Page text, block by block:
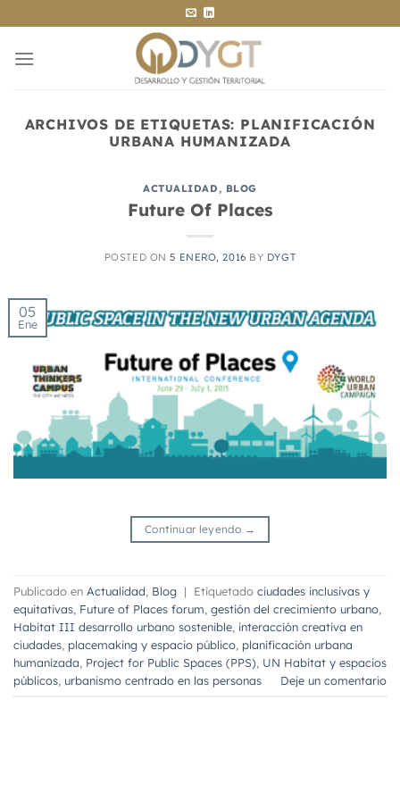
al
contenido
ARCHIVOS DE ETIQUETAS: PLANIFICACIÓN
URBANA HUMANIZADA
ACTUALIDAD, BLOG
Future Of Places
POSTED ON5 ENERO, 2016 BY DYGT
05
Ene
Continuar leyendo →
Publicado en Actualidad Blog | Etiquetado ciudades inclusivas y
equitativas Future of Places forum gestión del crecimiento urbano
Habitat III desarrollo urbano sostenible interacción creativa en
ciudades placemaking y espacio público planificación urbana
humanizada Project for Public Spaces (PPS) UN Habitat y espacios
públicos urbanismo centrado en las personas Deje un comentario